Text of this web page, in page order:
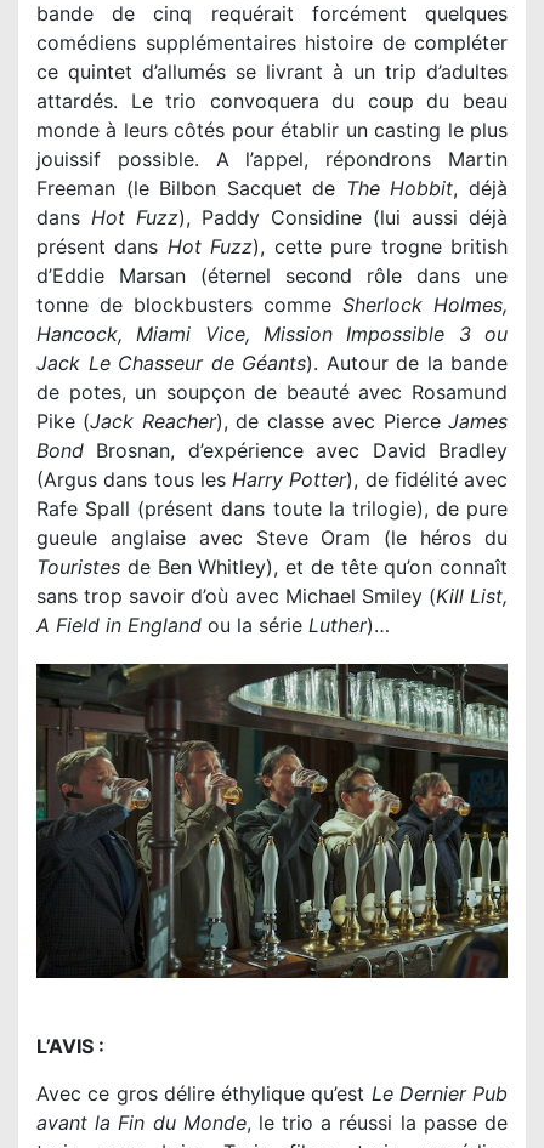
bande de cinq requérait forcément quelques
comédiens supplémentaires histoire de compléter
ce quintet d’allumés se livrant à un trip d’adultes
attardés. Le trio convoquera du coup du beau
monde à leurs côtés pour établir un casting le plus
jouissif possible. A l’appel, répondrons Martin
Freeman (le Bilbon Sacquet de The Hobbit, déjà
dans Hot Fuzz), Paddy Considine (lui aussi déjà
présent dans Hot Fuzz), cette pure trogne british
d’Eddie Marsan (éternel second rôle dans une
tonne de blockbusters comme Sherlock Holmes,
Hancock, Miami Vice, Mission Impossible 3 ou
Jack Le Chasseur de Géants). Autour de la bande
de potes, un soupçon de beauté avec Rosamund
Pike (Jack Reacher), de classe avec PierceJames
Bond Brosnan, d’expérience avec David Bradley
(Argus dans tous les Harry Potter), de fidélité avec
Rafe Spall (présent dans toute la trilogie), de pure
gueule anglaise avec Steve Oram (le héros du
Touristes de Ben Whitley), et de tête qu’on connaît
sans trop savoir d’où avec Michael Smiley (Kill List,
A Field in England ou la série Luther)…
L’AVIS :
Avec ce gros délire éthylique qu’est Le Dernier Pub
avant la Fin du Monde, le trio a réussi la passe de